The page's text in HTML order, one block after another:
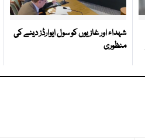
شہداء اور غازیوں کو سول ایوارڈز دینے کی
منظوری